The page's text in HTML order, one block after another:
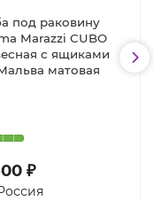
под раковину
Marazzi CUBO
с ящиками
матовая
₽